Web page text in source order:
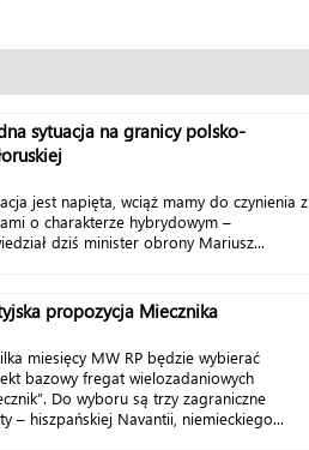
sytuacja na granicy polsko-
jest napięta, wciąż mamy do czynienia z
o charakterze hybrydowym –
dziś minister obrony Mariusz...
propozycja Miecznika
miesięcy MW RP będzie wybierać
bazowy fregat wielozadaniowych
Do wyboru są trzy zagraniczne
– hiszpańskiej Navantii, niemieckiego...